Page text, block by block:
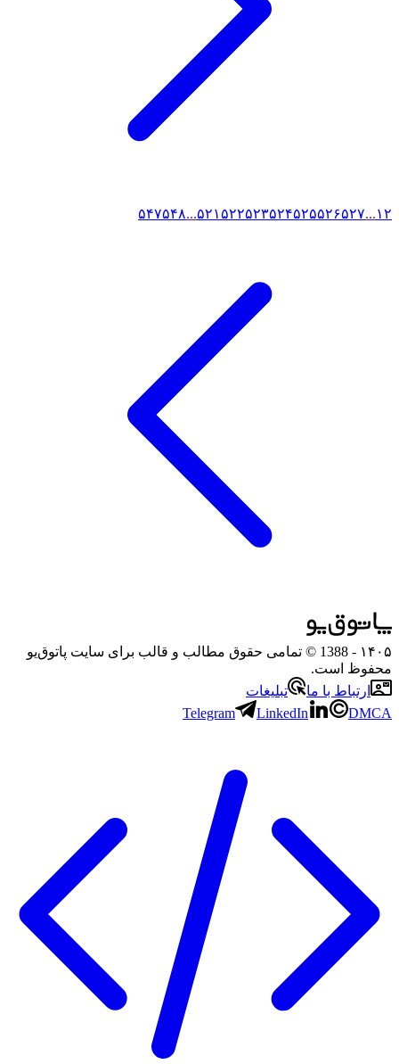
۱۲ ... ۵۲۱۵۲۲۵۲۳۵۲۴۵۲۵۵۲۶۵۲۷ ... ۵۴۷۵۴۸
۱۴۰۵
- 1388 © تمامی حقوق مطالب و قالب برای سایت پاتوق‌یو
محفوظ است.
ارتباط با ما
تبلیغات
Telegram
LinkedIn DMCA